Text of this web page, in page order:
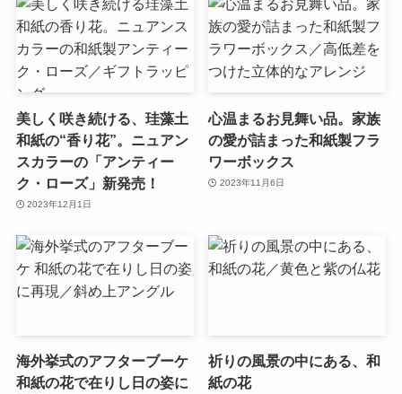
美しく咲き続ける、珪藻土
和紙の“香り花”。ニュアン
スカラーの「アンティー
ク・ローズ」新発売！
2023年12月1日
心温まるお見舞い品。家族
の愛が詰まった和紙製フラ
ワーボックス
2023年11月6日
海外挙式のアフターブーケ
和紙の花で在りし日の姿に
祈りの風景の中にある、和
紙の花